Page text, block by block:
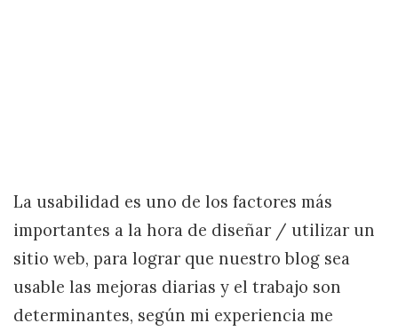
La usabilidad es uno de los factores más
importantes a la hora de diseñar / utilizar un
sitio web, para lograr que nuestro blog sea
usable las mejoras diarias y el trabajo son
determinantes, según mi experiencia me